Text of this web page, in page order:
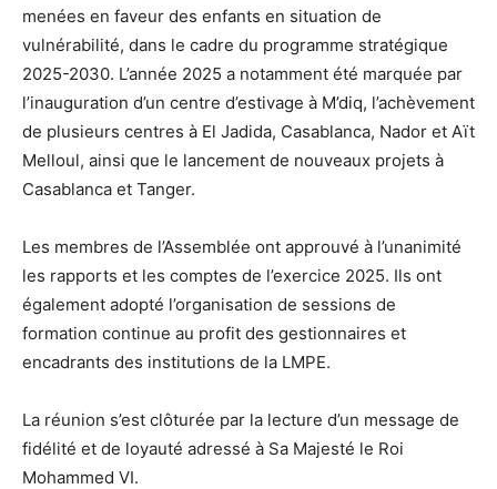
menées en faveur des enfants en situation de
vulnérabilité, dans le cadre du programme stratégique
2025-2030. L’année 2025 a notamment été marquée par
l’inauguration d’un centre d’estivage à M’diq, l’achèvement
de plusieurs centres à El Jadida, Casablanca, Nador et Aït
Melloul, ainsi que le lancement de nouveaux projets à
Casablanca et Tanger.
Les membres de l’Assemblée ont approuvé à l’unanimité
les rapports et les comptes de l’exercice 2025. Ils ont
également adopté l’organisation de sessions de
formation continue au profit des gestionnaires et
encadrants des institutions de la LMPE.
La réunion s’est clôturée par la lecture d’un message de
fidélité et de loyauté adressé à Sa Majesté le Roi
Mohammed VI.